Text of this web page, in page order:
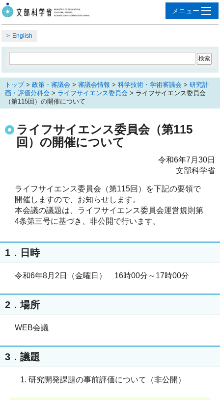
English
トップ> 政策・審議会 > 審議会情報 > 科学技術・学術審議会 > 研究計
画・評価分科会 > ライフサイエンス委員会 > ライフサイエンス委員会
（第115回）の開催について
ライフサイエンス委員会（第115
回）の開催について
令和6年7月30日
文部科学省
ライフサイエンス委員会（第115回）を下記の要領で
開催しますので、お知らせします。
本会議の議題は、ライフサイエンス委員会運営規則第
4条第三号に基づき、非公開で行います。
1．日時
令和6年8月2日（金曜日） 16時00分～17時00分
2．場所
WEB会議
3．議題
研究開発課題の事前評価について（非公開）